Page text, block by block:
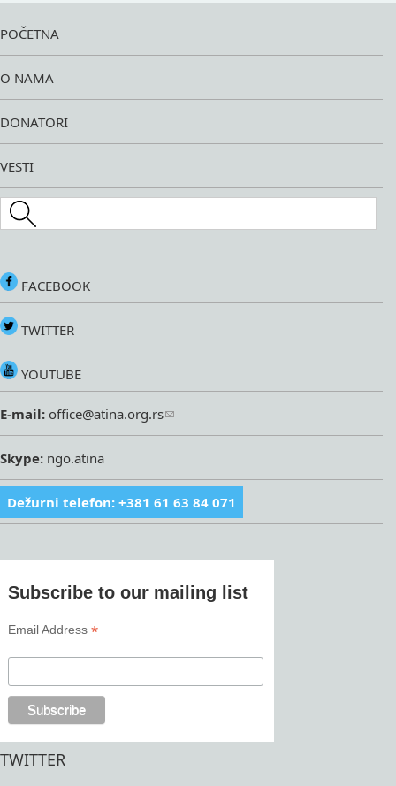
POČETNA
O NAMA
DONATORI
VESTI
Search this site
FACEBOOK
TWITTER
YOUTUBE
E-mail: office@atina.org.rs
Skype: ngo.atina
Dežurni telefon: +381 61 63 84 071
Subscribe to our mailing list
Email Address*
TWITTER